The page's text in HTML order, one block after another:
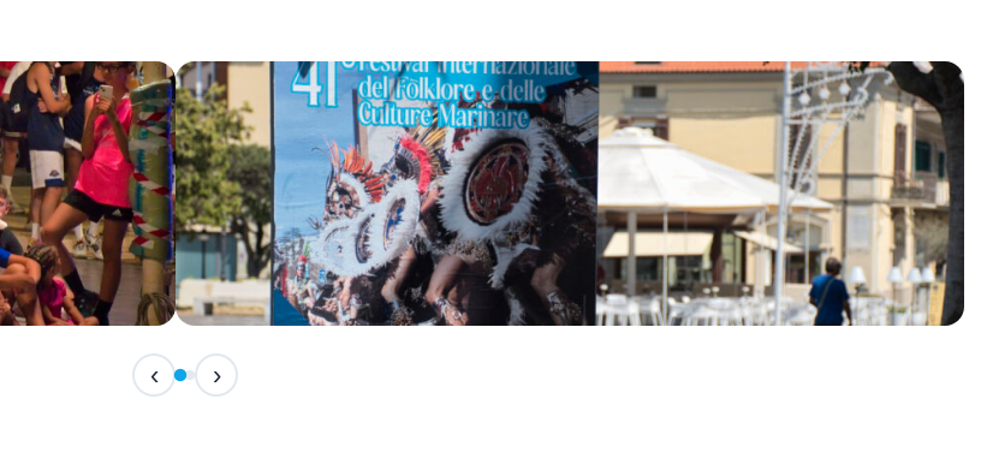
IN CORSO
Festival Internazionale del Folklore - 41ª edizione
‹ ›